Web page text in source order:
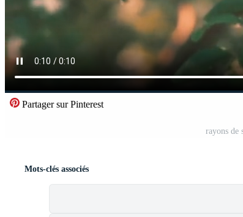
Partager sur Pinterest
rayons de
Mots-clés associés